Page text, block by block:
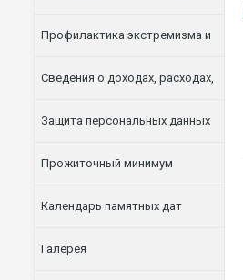
занятости
Профилактика экстремизма и
терроризма
Сведения о доходах, расходах,
об имуществе и обязательствах
имущественного характера
Защита персональных данных
Прожиточный минимум
Календарь памятных дат
Галерея